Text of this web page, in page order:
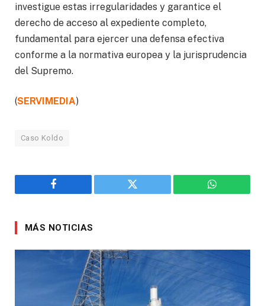
investigue estas irregularidades y garantice el
derecho de acceso al expediente completo,
fundamental para ejercer una defensa efectiva
conforme a la normativa europea y la jurisprudencia
del Supremo.
(SERVIMEDIA)
Caso Koldo
Facebook Twitter WhatsApp
MÁS NOTICIAS